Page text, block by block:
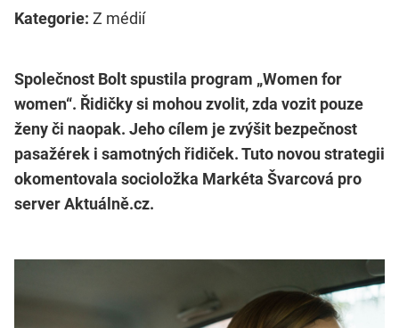
Kategorie: Z médií
Společnost Bolt spustila program „Women for
women“. Řidičky si mohou zvolit, zda vozit pouze
ženy či naopak. Jeho cílem je zvýšit bezpečnost
pasažérek i samotných řidiček. Tuto novou strategii
okomentovala socioložka Markéta Švarcová pro
server Aktuálně.cz.